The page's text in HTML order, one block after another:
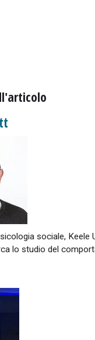
sociale, Keele
lo studio del